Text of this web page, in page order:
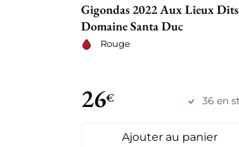
Gigondas 2022 Aux Lieux
Domaine Santa Duc
Rouge
26€ 36 en
Ajouter au panier